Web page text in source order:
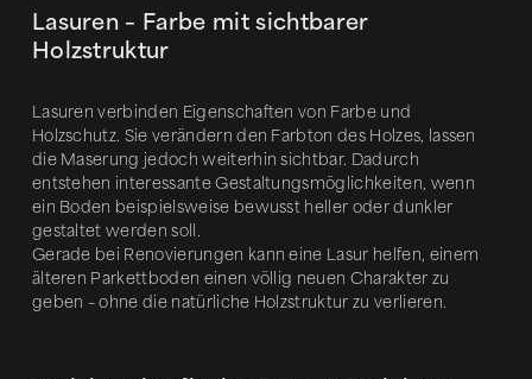
Lasuren – Farbe mit sichtbarer
Holzstruktur
Lasuren verbinden Eigenschaften von Farbe und
Holzschutz. Sie verändern den Farbton des Holzes, lassen
die Maserung jedoch weiterhin sichtbar. Dadurch
entstehen interessante Gestaltungsmöglichkeiten, wenn
ein Boden beispielsweise bewusst heller oder dunkler
gestaltet werden soll.
Gerade bei Renovierungen kann eine Lasur helfen, einem
älteren Parkettboden einen völlig neuen Charakter zu
geben – ohne die natürliche Holzstruktur zu verlieren.